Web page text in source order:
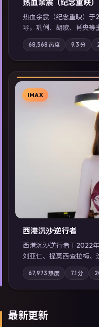
热血余震（纪念重映）
热血余震（纪念重映）于
导，巩俐、胡歌、肖央等
的执念在暴风雨夜正面相
可通过「国产免费观看高
佳作，畅享高清在线追剧
68,568 热度 9.3 分
IMAX
西港沉沙·逆行者
西港沉沙·逆行者于2022
刘亚仁、提莫西·查拉梅
失踪人口档案牵出跨国灰
站内亦可通过「国产免费
型高分佳作，畅享高清在
67,973 热度 7.1分
最新更新